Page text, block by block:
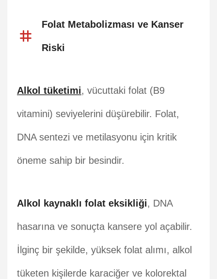
Folat Metabolizması ve Kanser
Riski
Alkol tüketimi, vücuttaki folat (B9
vitamini) seviyelerini düşürebilir. Folat,
DNA sentezi ve metilasyonu için kritik
öneme sahip bir besindir.
Alkol kaynaklı folat eksikliği, DNA
hasarına ve sonuçta kansere yol açabilir.
İlginç bir şekilde, yüksek folat alımı, alkol
tüketen kişilerde karaciğer ve kolorektal